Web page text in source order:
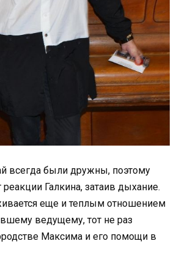
всегда были дружны, поэтому
Галкина, затаив дыхание.
еще и теплым отношением
ведущему, тот не раз
Максима и его помощи в